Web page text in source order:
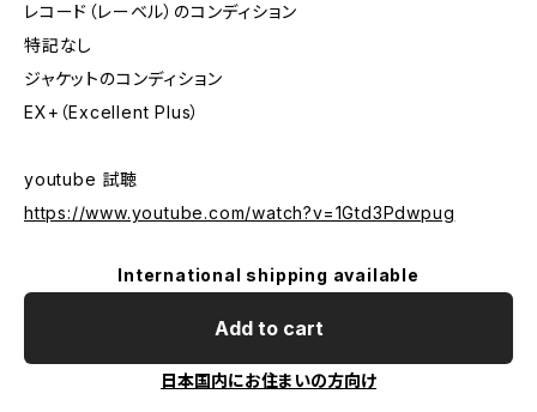
レコード（レーベル）のコンディション
特記なし
ジャケットのコンディション
EX+（Excellent Plus）
youtube 試聴
https://www.youtube.com/watch?v=1Gtd3Pdwpug
International shipping available
Add to cart
日本国内にお住まいの方向け